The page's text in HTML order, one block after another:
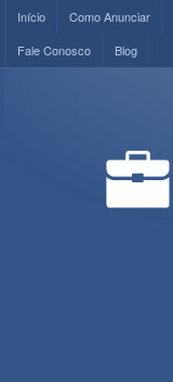
Início Como Anunciar
Fale Conosco
Blog